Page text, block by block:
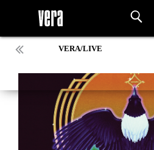
VERA/LIVE